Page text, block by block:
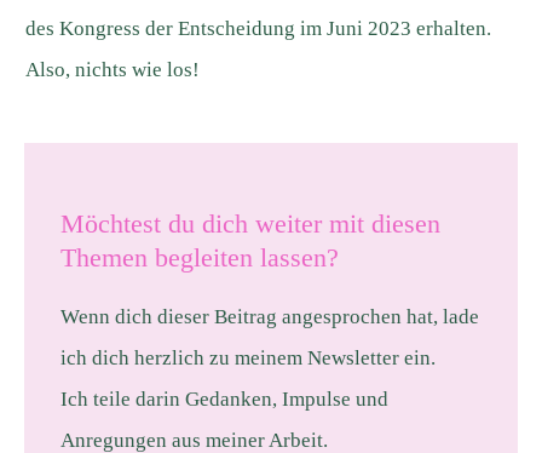
des Kongress der Entscheidung im Juni 2023 erhalten.
Also, nichts wie los!
Möchtest du dich weiter mit diesen
Themen begleiten lassen?
Wenn dich dieser Beitrag angesprochen hat, lade
ich dich herzlich zu meinem Newsletter ein.
Ich teile darin Gedanken, Impulse und
Anregungen aus meiner Arbeit.